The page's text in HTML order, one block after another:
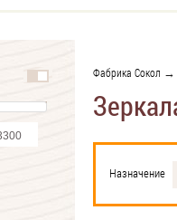
Фабрика Сокол →
Назначение